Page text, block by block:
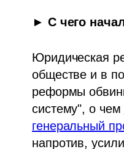
► С чего
Юридическая
обществе и в
реформы
систему", о чем
генеральный
напротив,